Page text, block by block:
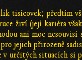
tisícovek; předtím
živí (její kariéra
ani moc
jejich přirozeně
určitých situacích